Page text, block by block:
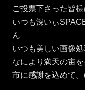
ご投票下さった皆
いつも深いぃ
ん
いつも美しい画像
なにより満天の宙
市に感謝を込めて。